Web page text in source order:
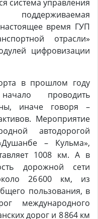
система управления
время ГУП
отрасли»
цифровизации
в прошлом году
проводить
иначе говоря –
Мероприятие
автодорогой
– Кульма»,
1008 км. А в
дорожной сети
26 600 км, из
пользования, в
международного
дорог и 8 864 км